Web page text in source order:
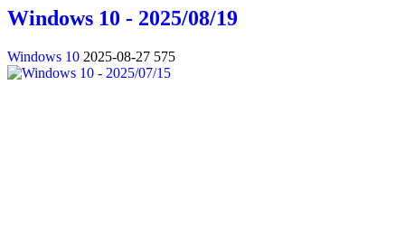
Windows 10 - 2025/08/19
Windows 10 2025-08-27 575